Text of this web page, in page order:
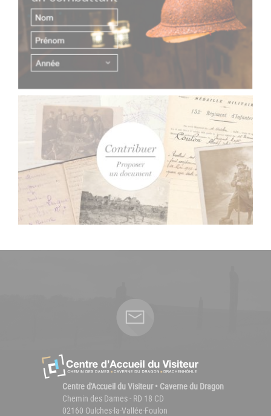
Centre d'Accueil du Visiteur • Caverne du Dragon
Chemin des Dames - RD 18 CD
02160 Oulches-la-Vallée-Foulon